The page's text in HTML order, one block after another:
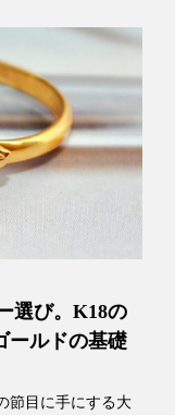
選び。K18の
ールドの基礎
節目に手にする大